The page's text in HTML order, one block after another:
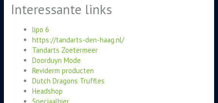
Interessante links
lipo 6
https://tandarts-den-haag.nl/
Tandarts Zoetermeer
Doorduyn Mode
Reviderm producten
Dutch Dragons Truffles
Headshop